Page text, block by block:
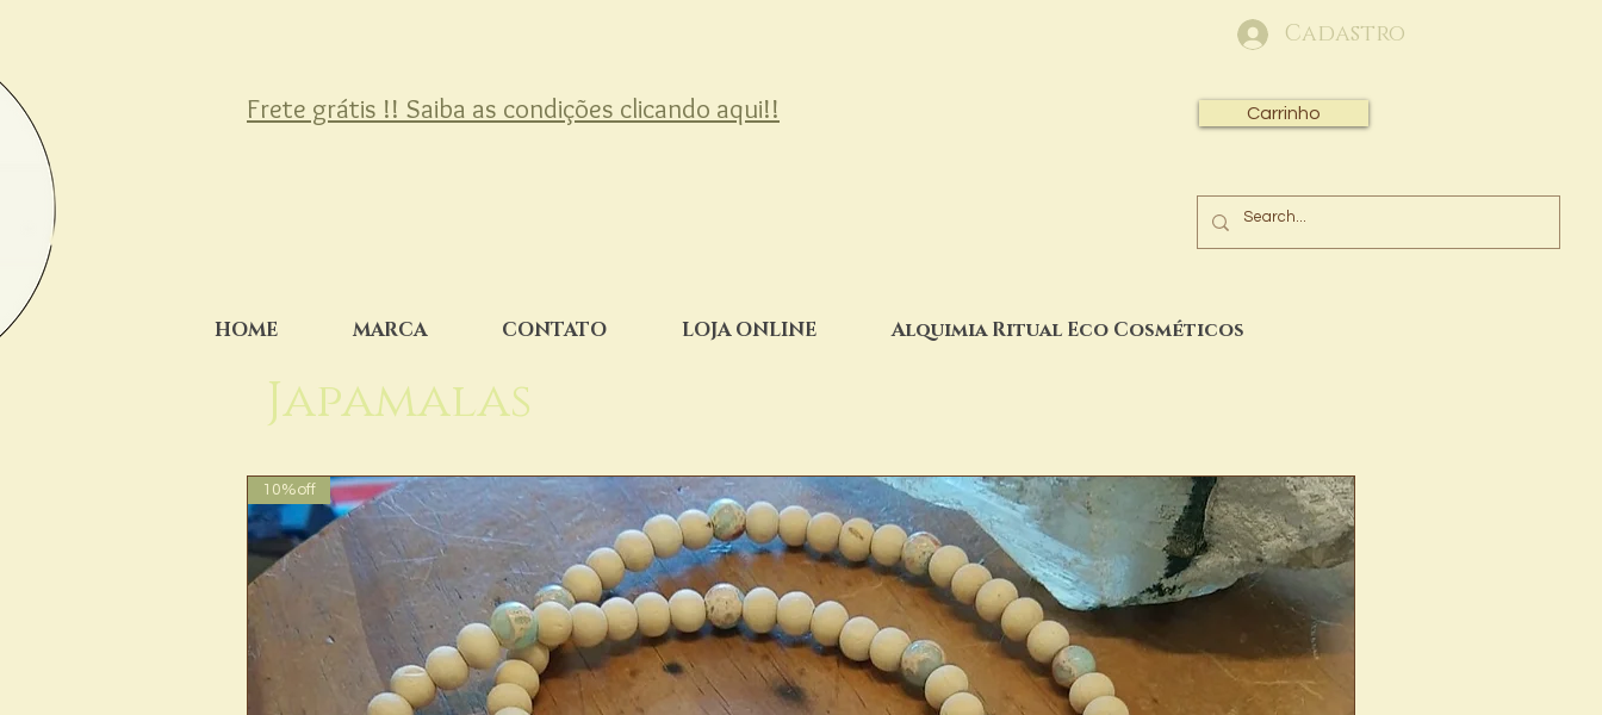
Frete grátis !! Saiba as condições clicando aqui!!
Cadastro
Carrinho
HOME MARCA CONTATO LOJA ONLINE Alquimia Ritual Eco Cosméticos
Japamalas
10%off